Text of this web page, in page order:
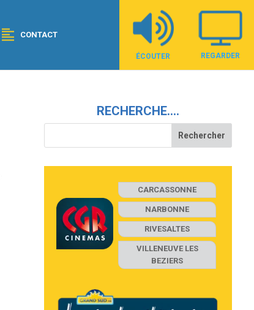
CONTACT
ÉCOUTER REGARDER
RECHERCHE….
CARCASSONNE
NARBONNE
RIVESALTES
VILLENEUVE LES
BEZIERS